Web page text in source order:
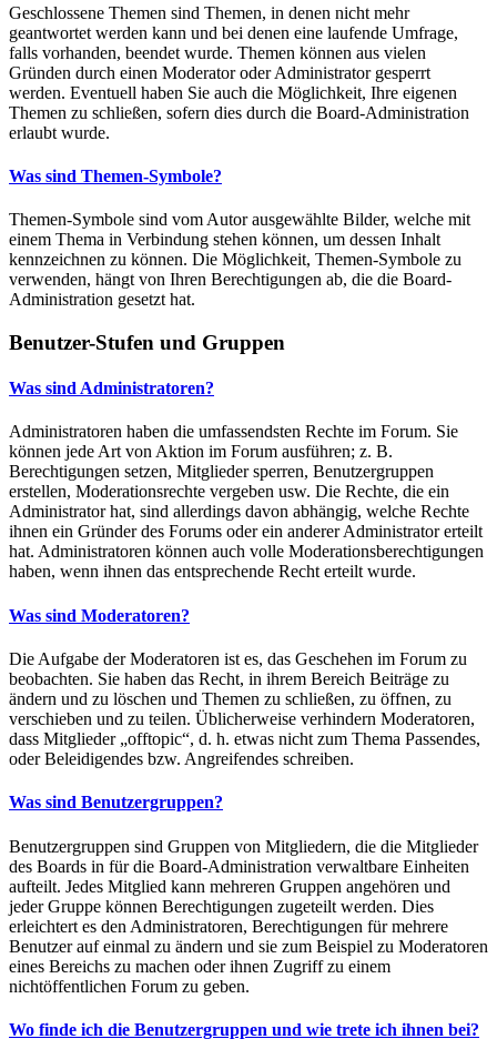
Geschlossene Themen sind Themen, in denen nicht mehr
geantwortet werden kann und bei denen eine laufende Umfrage,
falls vorhanden, beendet wurde. Themen können aus vielen
Gründen durch einen Moderator oder Administrator gesperrt
werden. Eventuell haben Sie auch die Möglichkeit, Ihre eigenen
Themen zu schließen, sofern dies durch die Board-Administration
erlaubt wurde.
Was sind Themen-Symbole?
Themen-Symbole sind vom Autor ausgewählte Bilder, welche mit
einem Thema in Verbindung stehen können, um dessen Inhalt
kennzeichnen zu können. Die Möglichkeit, Themen-Symbole zu
verwenden, hängt von Ihren Berechtigungen ab, die die Board-
Administration gesetzt hat.
Benutzer-Stufen und Gruppen
Was sind Administratoren?
Administratoren haben die umfassendsten Rechte im Forum. Sie
können jede Art von Aktion im Forum ausführen; z. B.
Berechtigungen setzen, Mitglieder sperren, Benutzergruppen
erstellen, Moderationsrechte vergeben usw. Die Rechte, die ein
Administrator hat, sind allerdings davon abhängig, welche Rechte
ihnen ein Gründer des Forums oder ein anderer Administrator erteilt
hat. Administratoren können auch volle Moderationsberechtigungen
haben, wenn ihnen das entsprechende Recht erteilt wurde.
Was sind Moderatoren?
Die Aufgabe der Moderatoren ist es, das Geschehen im Forum zu
beobachten. Sie haben das Recht, in ihrem Bereich Beiträge zu
ändern und zu löschen und Themen zu schließen, zu öffnen, zu
verschieben und zu teilen. Üblicherweise verhindern Moderatoren,
dass Mitglieder „offtopic“, d. h. etwas nicht zum Thema Passendes,
oder Beleidigendes bzw. Angreifendes schreiben.
Was sind Benutzergruppen?
Benutzergruppen sind Gruppen von Mitgliedern, die die Mitglieder
des Boards in für die Board-Administration verwaltbare Einheiten
aufteilt. Jedes Mitglied kann mehreren Gruppen angehören und
jeder Gruppe können Berechtigungen zugeteilt werden. Dies
erleichtert es den Administratoren, Berechtigungen für mehrere
Benutzer auf einmal zu ändern und sie zum Beispiel zu Moderatoren
eines Bereichs zu machen oder ihnen Zugriff zu einem
nichtöffentlichen Forum zu geben.
Wo finde ich die Benutzergruppen und wie trete ich ihnen bei?